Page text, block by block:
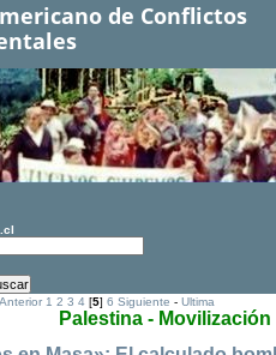
de Conflictos
Anterior 1 2 3 4 [5]6 Siguiente -Ultima
Palestina -